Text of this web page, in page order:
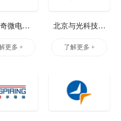
微电子
）有限公
更多 +
北京与光科技有
限公司
了解更多 +